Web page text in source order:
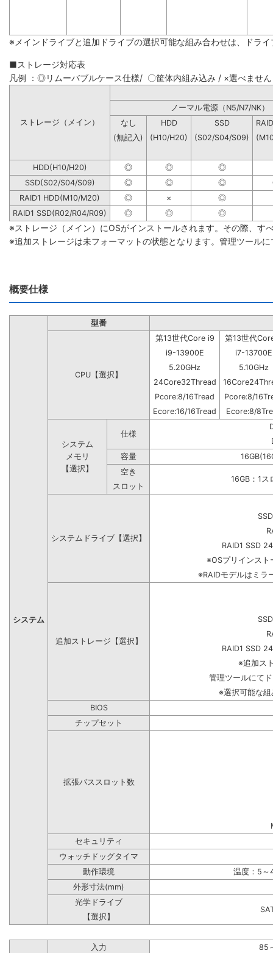
※メインドライブと追加ドライブの選択可能な組み合わせは、ドラ
■ストレージ対応表
凡例 ：◎リムーバブルケース仕様/ 〇筐体内組み込み / ×選べません
ノーマル電源（N5/
ストレージ（メイン）
なし HDD SSD
(無記入)
(H10/H20) (S02/S04/S09)
HDD(H10/H20) ◎ ◎
◎
SSD(S02/S04/S09)
◎ ◎ ◎
RAID1 HDD(M10/M20)
◎ ×
◎
RAID1 SSD(R02/R04/R09)
◎ ◎ ◎
※ストレージ（メイン）にOSがインストールされます。その際、す
※追加ストレージは未フォーマットの状態となります。管理ツール
概要仕様
システム
型番
CPU【選択】
第13世代Core i9
第13世代
i9-13900E
i7-13700E
5.20GHz
5.10GHz
24Core32Thread
Pcore:8/16Tread
Pcore:8/
Ecore:16/16Tread
Ecore:8/
システム
メモリ
【選択】
仕様
容量
空き
16GB：1
スロット
システムドライブ【選択】
RAID1 SSD
※OSプリインスト
※RAIDモデルはミラ
追加ストレージ【選択】
RAID1 SSD
※追加ス
管理ツールにて
※選択可能な
BIOS
チップセット
拡張バススロット数
セキュリティ
ウォッチドッグタイマ
動作環境
温度：5
外形寸法(mm)
光学ドライブ
【選択】
入力 85